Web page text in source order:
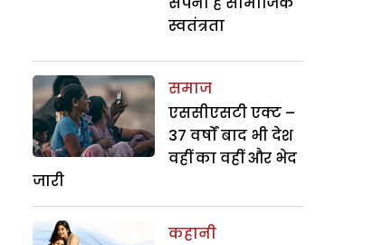
स्वतंत्रता
समाज
एससीएसटी एक्ट –
37 वर्षों बाद भी देश
वहीं का वहीं और भेद
जारी
कहानी